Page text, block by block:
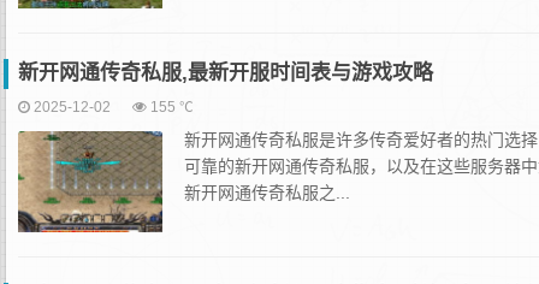
新开网通传奇私服,最新开服时间表与游戏攻略
2025-12-02 155 ℃
新开网通传奇私服是许多传奇爱好者的热门选
可靠的新开网通传奇私服，以及在这些服务器
新开网通传奇私服之...